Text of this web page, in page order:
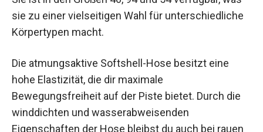
Sie ist in den Größen 46, 94 und 54 verfügbar, was
sie zu einer vielseitigen Wahl für
unterschiedliche Körpertypen macht.
Die atmungsaktive Softshell-Hose besitzt eine
hohe Elastizität, die dir maximale
Bewegungsfreiheit auf der Piste bietet. Durch die
winddichten und wasserabweisenden